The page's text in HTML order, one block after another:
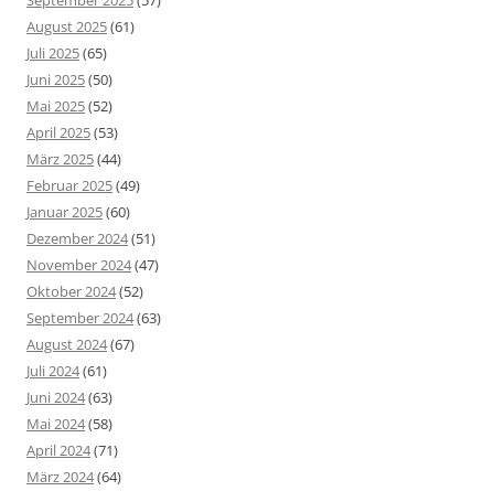
August 2025(61)
Juli 2025(65)
Juni 2025(50)
Mai 2025(52)
April 2025(53)
März 2025(44)
Februar 2025(49)
Januar 2025(60)
Dezember 2024(51)
November 2024(47)
Oktober 2024(52)
September 2024(63)
August 2024(67)
Juli 2024(61)
Juni 2024(63)
Mai 2024(58)
April 2024(71)
März 2024(64)